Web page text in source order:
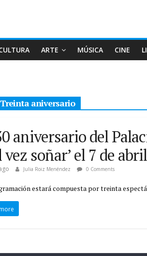
ARTE MÚSICA CINE
Treinta aniversario
aniversario del
vez soñar’ el 7 de abril
Julia Roiz Menéndez 0 Comments
estará compuesta por treinta